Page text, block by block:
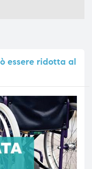
essere ridotta al